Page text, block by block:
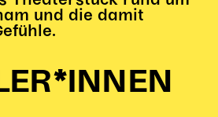
und die damit